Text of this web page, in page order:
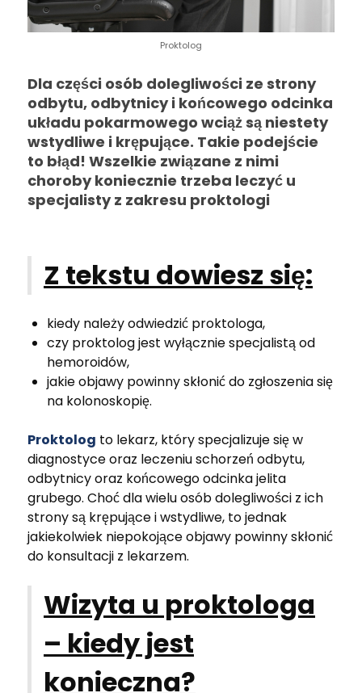
Proktolog
Dla części osób dolegliwości ze strony
odbytu, odbytnicy i końcowego odcinka
układu pokarmowego wciąż są niestety
wstydliwe i krępujące. Takie podejście
to błąd! Wszelkie związane z nimi
choroby koniecznie trzeba leczyć u
specjalisty z zakresu proktologi
Z tekstu dowiesz się:
kiedy należy odwiedzić proktologa,
czy proktolog jest wyłącznie specjalistą od
hemoroidów,
jakie objawy powinny skłonić do zgłoszenia się
na kolonoskopię.
Proktolog to lekarz, który specjalizuje się w
diagnostyce oraz leczeniu schorzeń odbytu,
odbytnicy oraz końcowego odcinka jelita
grubego. Choć dla wielu osób dolegliwości z ich
strony są krępujące i wstydliwe, to jednak
jakiekolwiek niepokojące objawy powinny skłonić
do konsultacji z lekarzem.
Wizyta u proktologa
– kiedy jest
konieczna?